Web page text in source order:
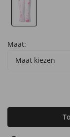
Maat:
Maat kiezen